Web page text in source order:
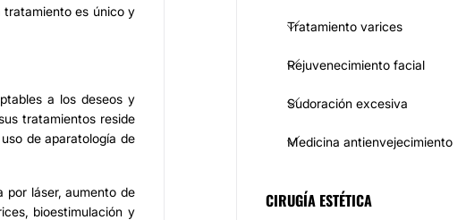
es único y
a los deseos y
tratamientos reside
de aparatología de
por láser, aumento de
bioestimulación y
Tratamiento varices
Rejuvenecimiento facial
Sudoración excesiva
Medicina antienvejecimiento
CIRUGÍA ESTÉTICA